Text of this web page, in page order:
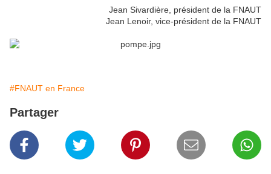
Jean Sivardière, président de la FNAUT
Jean Lenoir, vice-président de la FNAUT
#FNAUT en France
Partager